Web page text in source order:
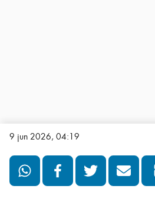
9 jun 2026, 04:19